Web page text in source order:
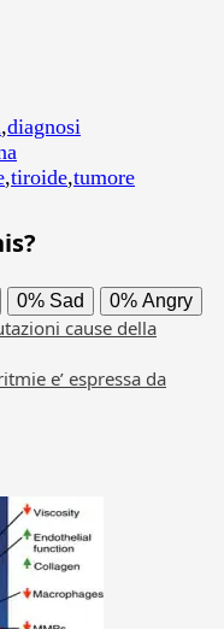
,diagnosi
,tiroide,tumore
0% Sad 0% Angry
cause della
e’ espressa da